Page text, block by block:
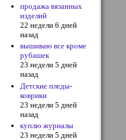
продажа вязанных
изделий
22 недели 6 дней
назад
вышиваю все кроме
рубашек
23 недели 5 дней
назад
Детские пледы-
коврики
23 недели 5 дней
назад
куплю журналы
23 недели 5 дней